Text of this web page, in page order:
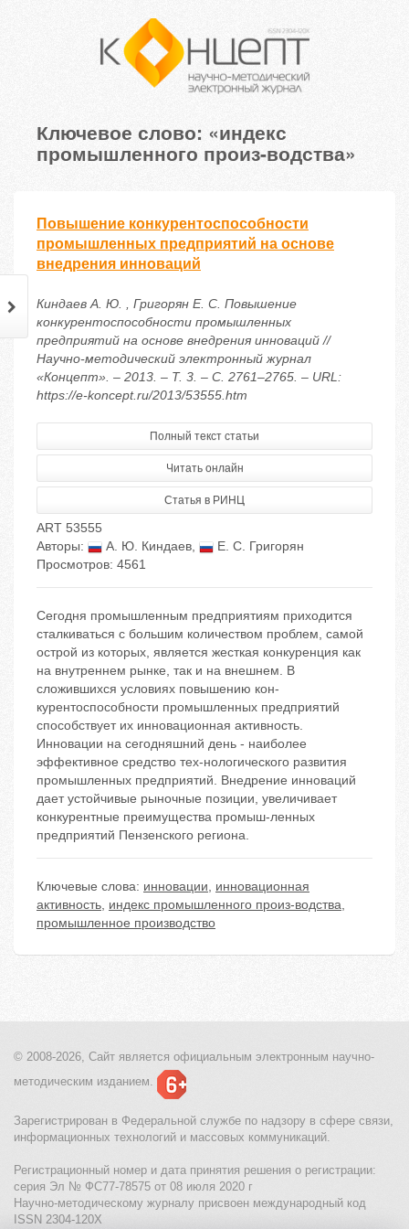
Ключевое слово: «индекс
промышленного произ-водства»
Повышение конкурентоспособности
промышленных предприятий на основе
внедрения инноваций
Киндаев А. Ю. , Григорян Е. С. Повышение
конкурентоспособности промышленных
предприятий на основе внедрения инноваций //
Научно-методический электронный журнал
«Концепт». – 2013. – Т. 3. – С. 2761–2765. – URL:
https://e-koncept.ru/2013/53555.htm
Полный текст статьи
Читать онлайн
Статья в РИНЦ
ART 53555
Авторы:
А. Ю. Киндаев,
Е. С. Григорян
Просмотров: 4561
Сегодня промышленным предприятиям приходится
сталкиваться с большим количеством проблем, самой
острой из которых, является жесткая конкуренция как
на внутреннем рынке, так и на внешнем. В
сложившихся условиях повышению кон-
курентоспособности промышленных предприятий
способствует их инновационная активность.
Инновации на сегодняшний день - наиболее
эффективное средство тех-нологического развития
промышленных предприятий. Внедрение инноваций
дает устойчивые рыночные позиции, увеличивает
конкурентные преимущества промыш-ленных
предприятий Пензенского региона.
Ключевые слова: инновации, инновационная
активность, индекс промышленного произ-водства,
промышленное производство
© 2008-2026, Сайт является официальным электронным научно-
методическим изданием.
Зарегистрирован в Федеральной службе по надзору в сфере связи,
информационных технологий и массовых коммуникаций.
Регистрационный номер и дата принятия решения о регистрации:
серия Эл № ФС77-78575 от 08 июля 2020 г
Научно-методическому журналу присвоен международный код
ISSN 2304-120X